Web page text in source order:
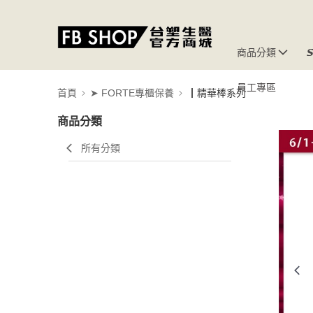
商品分類
員工專區
首頁 ➤ FORTE專櫃保養 ┃精華棒系列
商品分類
所有分類